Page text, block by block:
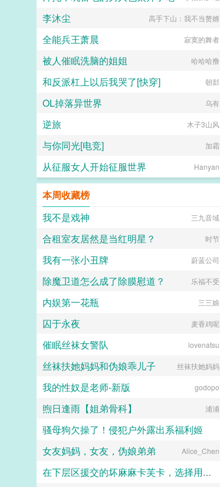
李沐尘 高手下山：我不当赘婿
全能兵王萧晨 寂寞的舞者
被人催眠洗脑的姐姐 哈哈哈撸
和反派杠上以后我哭了[快穿] 朝邶
OL掉落异世界 乌有
逆旅 木子3山风
与你同光[电竞] 加霜
从征服女人开始征服世界 Hanyan
本周收藏榜
我不是戏神
三九音域
合租室友居然是当红明星？ 时节
我有一张小丑牌 蔚蓝公司
除魔卫道怎么成了除膜慰道？ 乐福不受
内娱第一花瓶 三三娘
囚于永夜 麦香鸡呢
催眠丝袜女警队 lovenatsu
丝袜扶她妈妈和伪娘乖儿子 丝袜扶她妈妈
我的性奴是老师-新版 godopo
煦日逢雨【姐弟骨科】 浦浦
骚母狗欠操了！侵犯户外露出系福利姬
西陵吹雨
女友妈妈，女友，伪娘弟弟 Alice_Chen
在下层区援交的坏麻麻卡芙卡，选择用丝袜美足将抱着她的肥腻肉臀狠狠内射的少年调教成她的舔脚公狗